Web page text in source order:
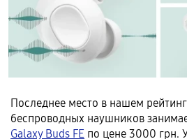
Последнее место в нашем
беспроводных наушников
Galaxy Buds FE по цене 3000 грн.